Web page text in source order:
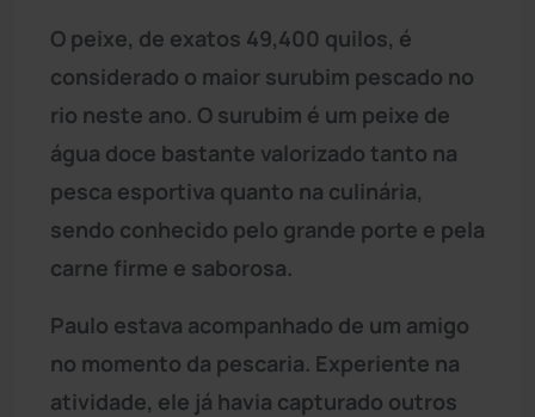
O peixe, de exatos 49,400 quilos, é
considerado o maior surubim pescado no
rio neste ano. O surubim é um peixe de
água doce bastante valorizado tanto na
pesca esportiva quanto na culinária,
sendo conhecido pelo grande porte e pela
carne firme e saborosa.
Paulo estava acompanhado de um amigo
no momento da pescaria. Experiente na
atividade, ele já havia capturado outros